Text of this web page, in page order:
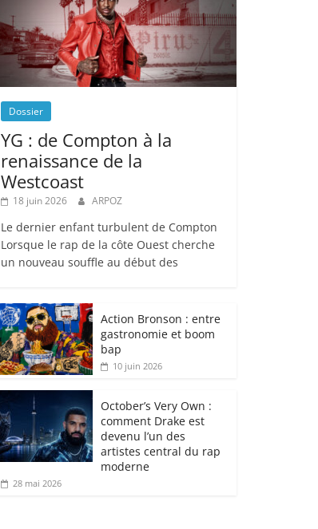
Dossier
YG : de Compton à la
renaissance de la
Westcoast
18 juin 2026 ARPOZ
Le dernier enfant turbulent de Compton
Lorsque le rap de la côte Ouest cherche
un nouveau souffle au début des
Action Bronson : entre
gastronomie et boom
bap
10 juin 2026
October’s Very Own :
comment Drake est
devenu l’un des
artistes central du rap
moderne
28 mai 2026